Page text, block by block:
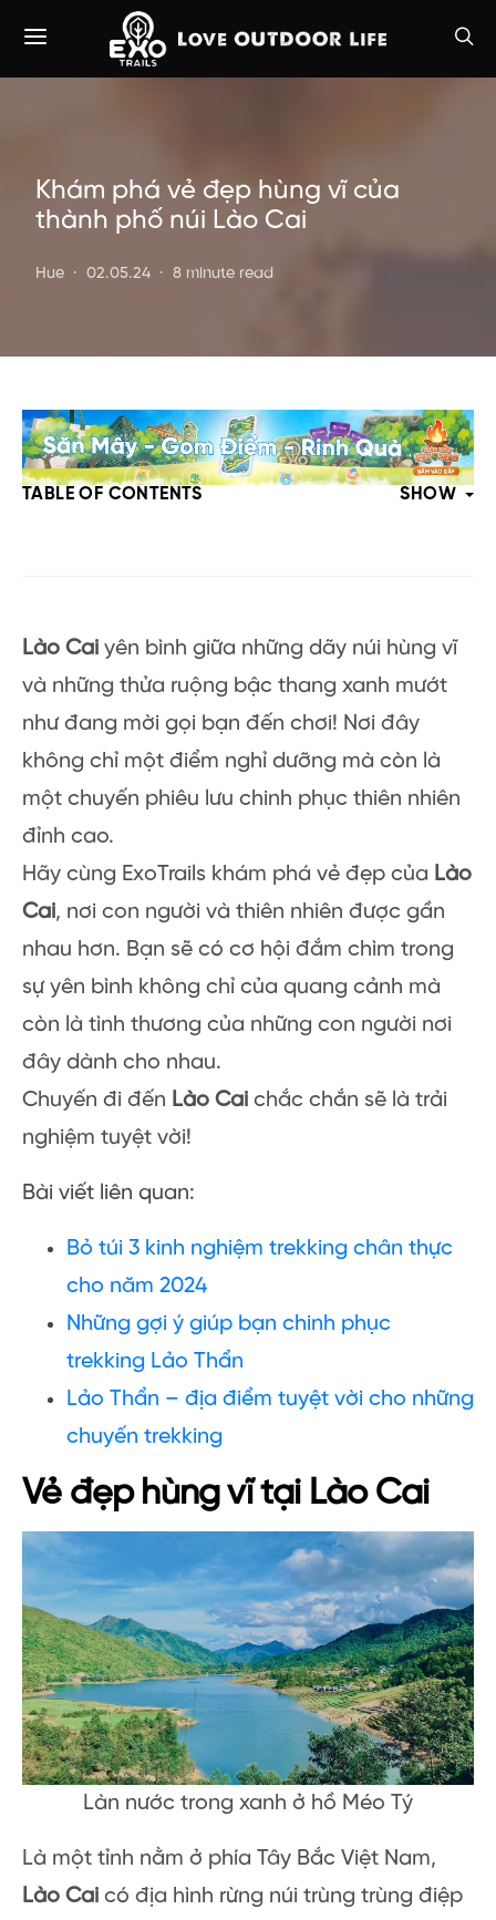
Khám phá vẻ đẹp hùng vĩ của
thành phố núi Lào Cai
Hue 02.05.24 8 minute read
TABLE OF CONTENTS SHOW
Lào Cai yên bình giữa những dãy núi hùng vĩ
và những thửa ruộng bậc thang xanh mướt
như đang mời gọi bạn đến chơi! Nơi đây
không chỉ một điểm nghỉ dưỡng mà còn là
một chuyến phiêu lưu chinh phục thiên nhiên
đỉnh cao.
Hãy cùng ExoTrails khám phá vẻ đẹp của Lào
Cai, nơi con người và thiên nhiên được gần
nhau hơn. Bạn sẽ có cơ hội đắm chìm trong
sự yên bình không chỉ của quang cảnh mà
còn là tình thương của những con người nơi
đây dành cho nhau.
Chuyến đi đến Lào Cai chắc chắn sẽ là trải
nghiệm tuyệt vời!
Bài viết liên quan:
Bỏ túi 3 kinh nghiệm trekking chân thực
cho năm 2024
Những gợi ý giúp bạn chinh phục
trekking Lảo Thẩn
Lảo Thẩn – địa điểm tuyệt vời cho những
chuyến trekking
Vẻ đẹp hùng vĩ tại Lào Cai
Làn nước trong xanh ở hồ Méo Tý
Là một tỉnh nằm ở phía Tây Bắc Việt Nam,
Lào Cai có địa hình rừng núi trùng trùng điệp